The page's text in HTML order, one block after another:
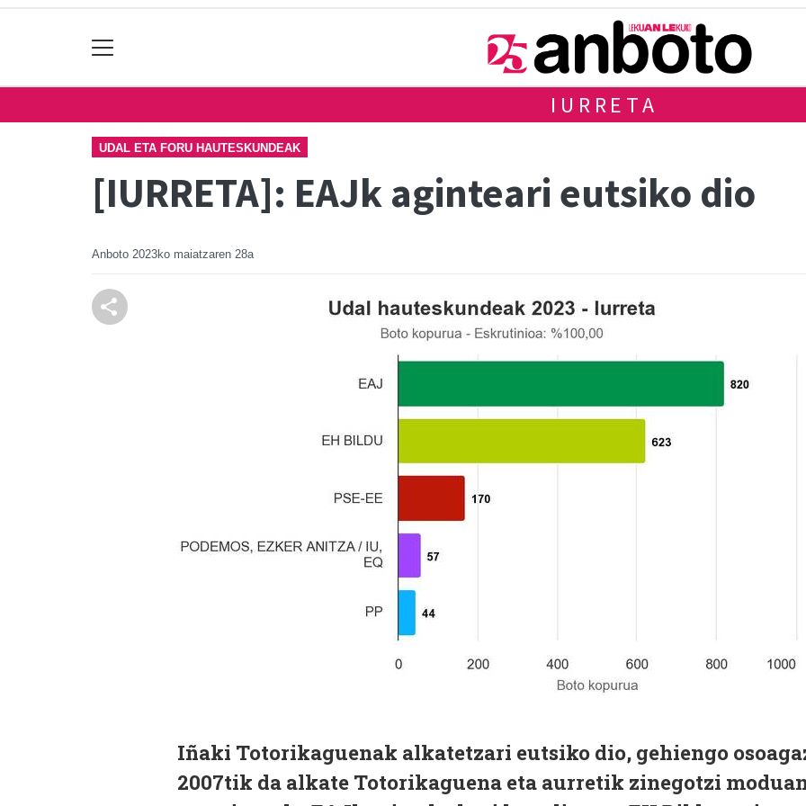
IURRETA
UDAL ETA FORU HAUTESKUNDEAK
[IURRETA]: EAJk aginteari eutsiko dio
Anboto 2023ko maiatzaren 28a
Iñaki Totorikaguenak alkatetzari eutsiko dio, gehiengo
2007tik da alkate Totorikaguena eta aurretik zinegotzi